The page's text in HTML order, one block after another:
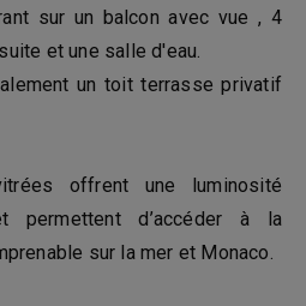
sur un balcon avec vue , 4
et une salle d'eau.
un toit terrasse privatif
offrent une luminosité
permettent d’accéder à la
sur la mer et Monaco.